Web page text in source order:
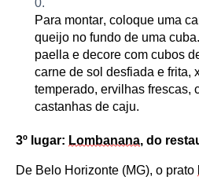
Para montar, coloque uma
queijo no fundo de uma
paella e decore com cubos
carne de sol desfiada e frita,
temperado, ervilhas frescas,
castanhas de caju.
3º lugar: Lombanana, do r
De Belo Horizonte (MG), o prato